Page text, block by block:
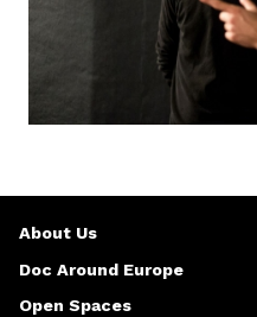
About Us
Doc Around Europe
Open Spaces